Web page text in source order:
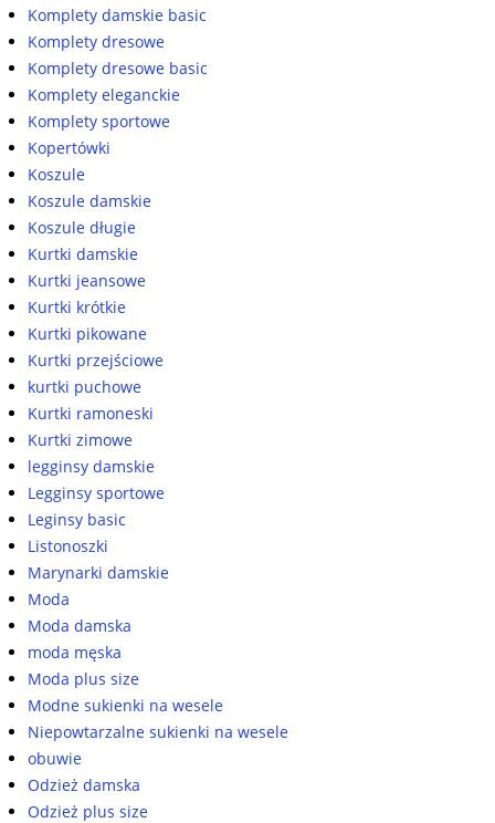
Komplety damskie basic
Komplety dresowe
Komplety dresowe basic
Komplety eleganckie
Komplety sportowe
Kopertówki
Koszule
Koszule damskie
Koszule długie
Kurtki damskie
Kurtki jeansowe
Kurtki krótkie
Kurtki pikowane
Kurtki przejściowe
kurtki puchowe
Kurtki ramoneski
Kurtki zimowe
legginsy damskie
Legginsy sportowe
Leginsy basic
Listonoszki
Marynarki damskie
Moda
Moda damska
moda męska
Moda plus size
Modne sukienki na wesele
Niepowtarzalne sukienki na wesele
obuwie
Odzież damska
Odzież plus size